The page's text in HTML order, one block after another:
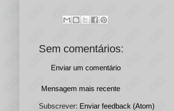
Sem comentários:
Enviar um comentário
Mensagem mais recente
Subscrever: Enviar feedback (Atom)